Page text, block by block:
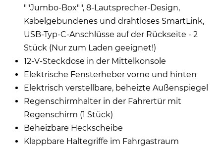
""Jumbo-Box"", 8-Lautsprecher-Design,
Kabelgebundenes und drahtloses SmartLink,
USB-Typ-C-Anschlüsse auf der Rückseite - 2
Stück (Nur zum Laden geeignet!)
12-V-Steckdose in der Mittelkonsole
Elektrische Fensterheber vorne und hinten
Elektrisch verstellbare, beheizte Außenspiegel
Regenschirmhalter in der Fahrertür mit
Regenschirm (1 Stück)
Beheizbare Heckscheibe
Klappbare Haltegriffe im Fahrgastraum